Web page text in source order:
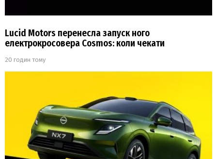
Lucid Motors перенесла запуск ного
електрокросовера Cosmos: коли чекати
20 годин тому